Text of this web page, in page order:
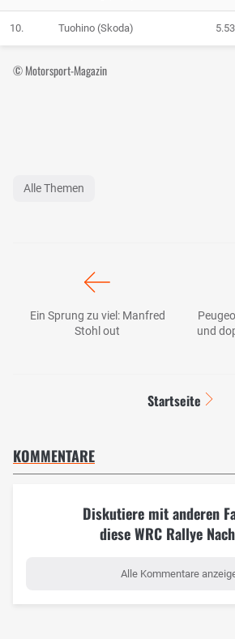
10. Tuohino (Skoda)
© Motorsport-Magazin
Alle Themen
Ein Sprung zu viel: Manfred
Stohl out
und
Startseite
KOMMENTARE
Diskutiere mit anderen
diese WRC Rallye
Alle Kommentare